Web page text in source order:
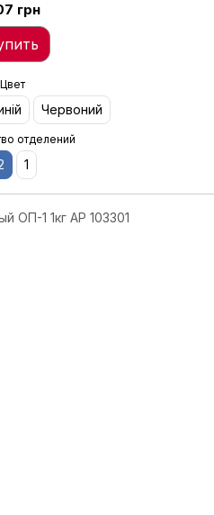
грн
Цвет
Червоний
отделений
1